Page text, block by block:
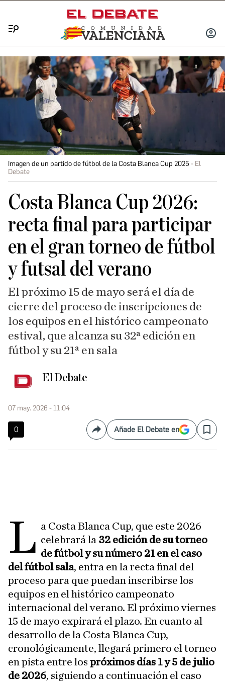
INICIAR
Imagen de un partido de fútbol de la Costa Blanca Cup 2025
El
Debate
Costa Blanca Cup 2026:
recta final para participar
en el gran torneo de fútbol
y futsal del verano
El próximo 15 de mayo será el día de
cierre del proceso de inscripciones de
los equipos en el histórico campeonato
estival, que alcanza su 32ª edición en
fútbol y su 21ª en sala
El Debate
07 may. 2026 - 11:04
0 CompartirAñade El Debate en Save
L a Costa Blanca Cup, que este 2026
celebrará la 32 edición de su torneo
de fútbol y su número 21 en el caso
del fútbol sala, entra en la recta final del
proceso para que puedan inscribirse los
equipos en el histórico campeonato
internacional del verano. El próximo viernes
15 de mayo expirará el plazo. En cuanto al
desarrollo de la Costa Blanca Cup,
cronológicamente, llegará primero el torneo
en pista entre los próximos días 1 y 5 de julio
de 2026, siguiendo a continuación el caso